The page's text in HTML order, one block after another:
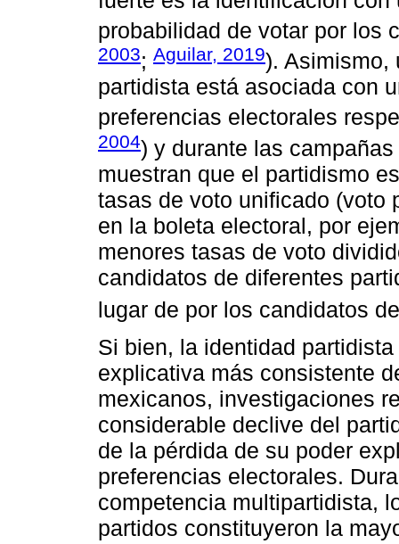
probabilidad de votar por los
2003; Aguilar, 2019). Asimismo,
partidista está asociada con
preferencias electorales
2004) y durante las campañas
muestran que el partidismo
tasas de voto unificado (voto
en la boleta electoral, por
menores tasas de voto
candidatos de diferentes
lugar de por los candidatos
Si bien, la identidad
explicativa más consistente
mexicanos, investigaciones
considerable declive del
de la pérdida de su poder
preferencias electorales.
competencia multipartidista,
partidos constituyeron la